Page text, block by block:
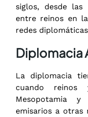
siglos, desde las
entre reinos en
redes
Diplomacia
La diplomacia
cuando reinos
Mesopotamia
emisarios a otras